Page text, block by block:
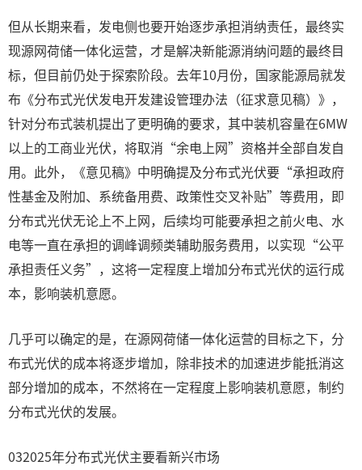
但从长期来看，发电侧也要开始逐步承担消纳责任，最终实
现源网荷储一体化运营，才是解决新能源消纳问题的最终目
标，但目前仍处于探索阶段。去年10月份，国家能源局就发
布《分布式光伏发电开发建设管理办法（征求意见稿）》，
针对分布式装机提出了更明确的要求，其中装机容量在6MW
以上的工商业光伏，将取消“余电上网”资格并全部自发自
用。此外，《意见稿》中明确提及分布式光伏要“承担政府
性基金及附加、系统备用费、政策性交叉补贴”等费用，即
分布式光伏无论上不上网，后续均可能要承担之前火电、水
电等一直在承担的调峰调频类辅助服务费用，以实现“公平
承担责任义务”，这将一定程度上增加分布式光伏的运行成
本，影响装机意愿。
几乎可以确定的是，在源网荷储一体化运营的目标之下，分
布式光伏的成本将逐步增加，除非技术的加速进步能抵消这
部分增加的成本，不然将在一定程度上影响装机意愿，制约
分布式光伏的发展。
032025年分布式光伏主要看新兴市场